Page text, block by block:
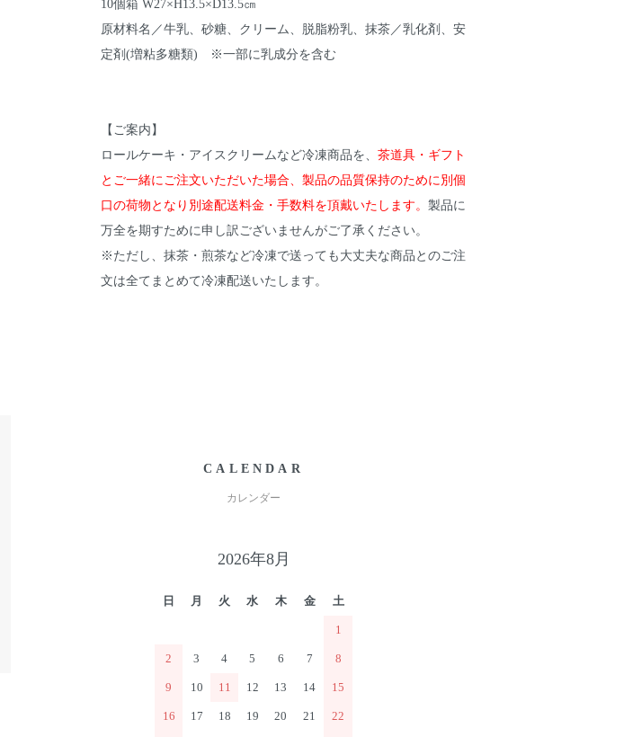
10個箱 W27×H13.5×D13.5㎝
原材料名／牛乳、砂糖、クリーム、脱脂粉乳、抹茶／乳化剤、安
定剤(増粘多糖類) ※一部に乳成分を含む
【ご案内】
ロールケーキ・アイスクリームなど冷凍商品を、 茶道具・ギフト
とご一緒にご注文いただいた場合、製品の品質保持のために別個
口の荷物となり別途配送料金・手数料を頂戴いたします。 製品に
万全を期すために申し訳ございませんがご了承ください。
※ただし、抹茶・煎茶など冷凍で送っても大丈夫な商品とのご注
文は全てまとめて冷凍配送いたします。
CALENDAR
カレンダー
2026年8月
日 月 火 水 木 金 土
1
2 3 4 5 6 7 8
9 10 11 12 13 14 15
16 17 18 19 20 21 22